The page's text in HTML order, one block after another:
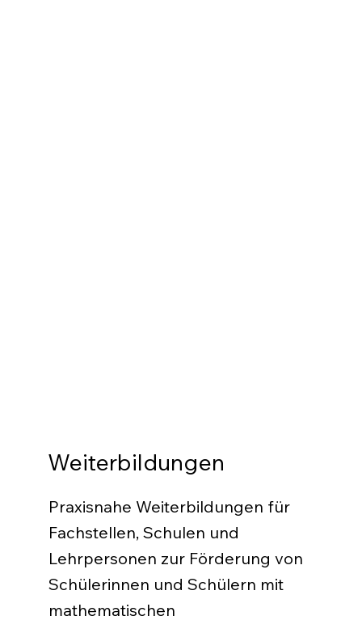
Weiterbildungen
Praxisnahe Weiterbildungen für
Fachstellen, Schulen und
Lehrpersonen zur Förderung von
Schülerinnen und Schülern mit
mathematischen